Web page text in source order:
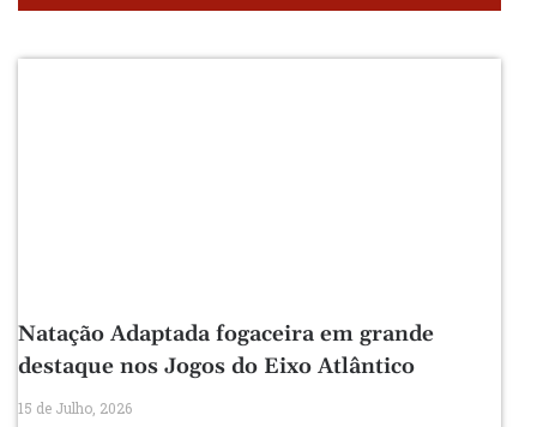
Natação Adaptada fogaceira em grande
destaque nos Jogos do Eixo Atlântico
15 de Julho, 2026